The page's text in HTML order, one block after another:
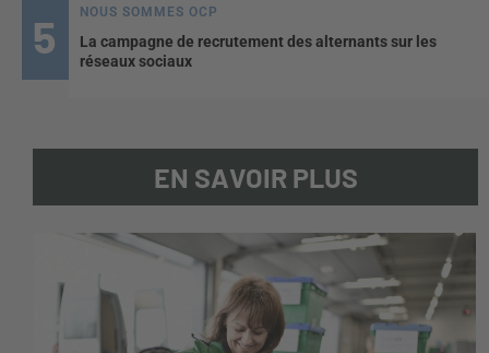
NOUS SOMMES OCP
La campagne de recrutement des alternants sur les
réseaux sociaux
EN SAVOIR PLUS